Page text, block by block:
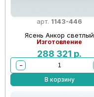
арт. 1143-446
Ясень Анкор светлый
Изготовление
288 321 р.
−
В корзину